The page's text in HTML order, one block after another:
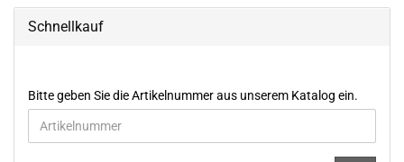
Schnellkauf
BITTE
GEBEN
SIE
Bitte geben Sie die Artikelnummer aus unserem Katalog ein.